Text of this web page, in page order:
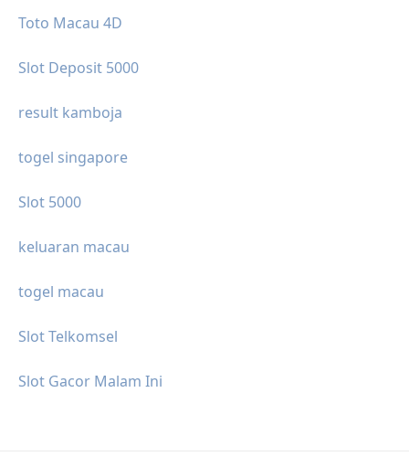
Toto Macau 4D
Slot Deposit 5000
result kamboja
togel singapore
Slot 5000
keluaran macau
togel macau
Slot Telkomsel
Slot Gacor Malam Ini